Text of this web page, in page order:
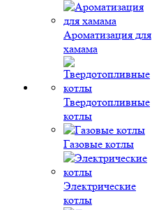
Ароматизация для
хамама
Твердотопливные
котлы
Газовые котлы
Электрические
котлы